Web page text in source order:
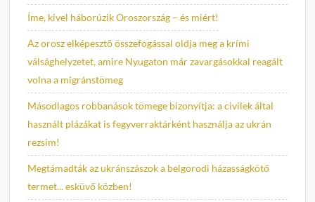
Íme, kivel háborúzik Oroszország – és miért!
Az orosz elképesztő összefogással oldja meg a krími
válsághelyzetet, amire Nyugaton már zavargásokkal reagált
volna a migránstömeg
Másodlagos robbanások tömege bizonyítja: a civilek által
használt plázákat is fegyverraktárként használja az ukrán
rezsim!
Megtámadták az ukránszászok a belgorodi házasságkötő
termet... esküvő közben!